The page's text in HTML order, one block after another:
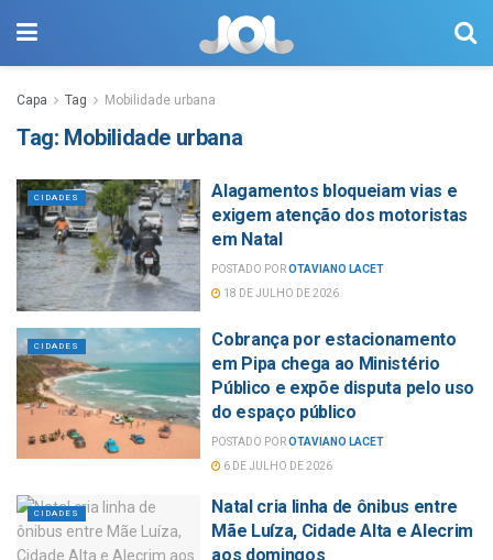
Capa Tag Mobilidade urbana
Tag: Mobilidade urbana
CIDADES
Alagamentos bloqueiam vias e
exigem atenção dos motoristas
em Natal
POSTADO POROTAVIANO LACET
18 DE JULHO DE 2026
CIDADES
Cobrança por estacionamento
em Pipa chega ao Ministério
Público e expõe disputa pelo uso
do espaço público
POSTADO POROTAVIANO LACET
6 DE JULHO DE 2026
CIDADES
Natal cria linha de ônibus entre
Mãe Luíza, Cidade Alta e Alecrim
aos domingos